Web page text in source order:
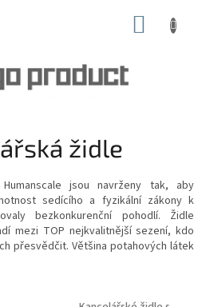
židle
jsou navrženy tak, aby
sedícího a fyzikální zákony k
bezkonkurenční pohodlí. Židle
mezi TOP nejkvalitnější sezení, kdo
přesvědčit. Většina potahových látek